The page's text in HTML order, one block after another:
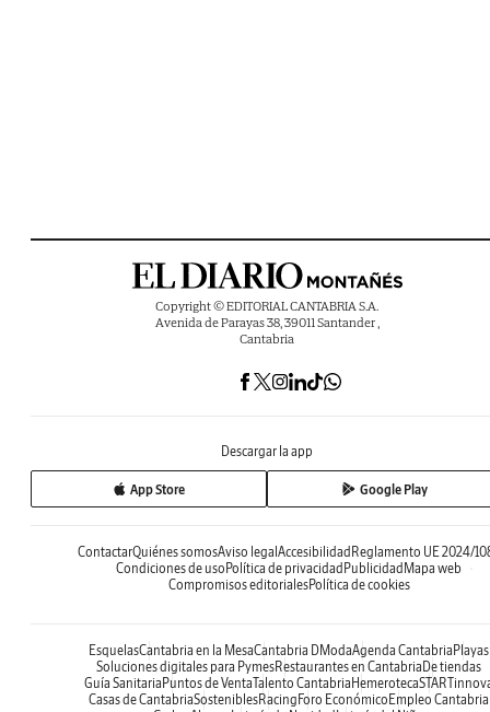
Copyright © EDITORIAL CANTABRIA S.A.
Avenida de Parayas 38, 39011 Santander ,
Cantabria
Descargar la app
App Store Google Play
ContactarQuiénes somosAviso legal Accesibilidad Reglamento UE 2024/
Condiciones de uso Política de privacidad Publicidad Mapa web
Compromisos editorialesPolítica de cookies
EsquelasCantabria en la MesaCantabria DModaAgenda Cantabria Playas
Soluciones digitales para PymesRestaurantes en Cantabria De tiendas
Guía Sanitaria Puntos de VentaTalento Cantabria Hemeroteca
Casas de CantabriaSosteniblesRacing Foro Económico Empleo Cantabria